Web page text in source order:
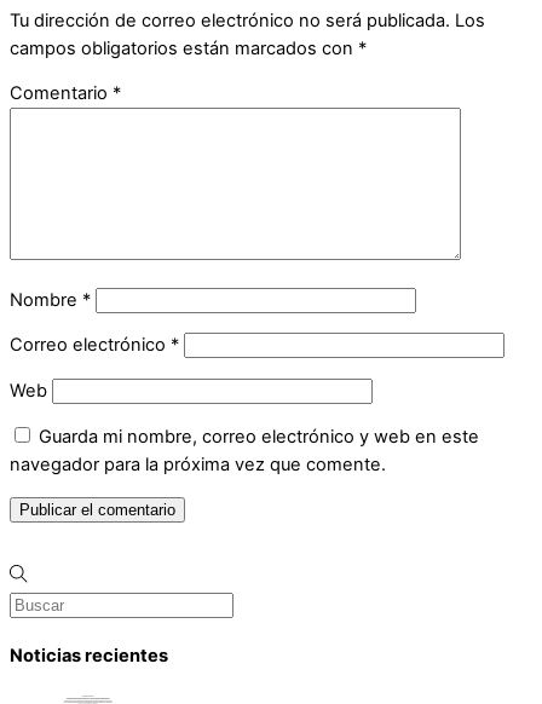
Tu dirección de correo electrónico no será publicada. Los
campos obligatorios están marcados con *
Comentario *
Nombre *
Correo electrónico *
Web
Guarda mi nombre, correo electrónico y web en este
navegador para la próxima vez que comente.
Noticias recientes